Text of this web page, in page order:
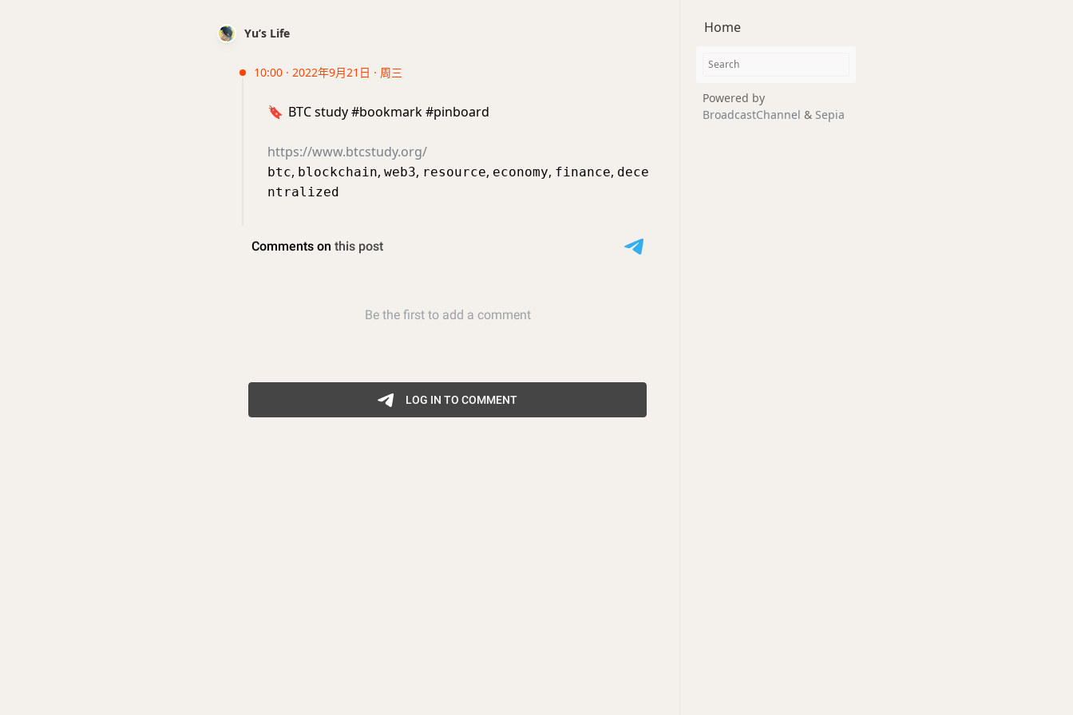
Yu’s Life
10:00 · 2022年9月21日 · 周三
🔖 BTC study #bookmark #pinboard
https://www.btcstudy.org/
btc, blockchain, web3, resource, economy, finance, dece
ntralized
Home
Powered by
BroadcastChannel & Sepia